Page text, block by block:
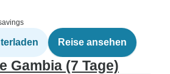
Reise ansehen
Gambia (7 Tage)